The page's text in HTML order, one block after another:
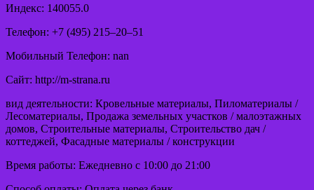
Индекс: 140055.0
Телефон: +7 (495) 215‒20‒51
Мобильный Телефон: nan
Сайт: http://m-strana.ru
вид деятельности: Кровельные материалы, Пиломатериалы /
Лесоматериалы, Продажа земельных участков / малоэтажных
домов, Строительные материалы, Строительство дач /
коттеджей, Фасадные материалы / конструкции
Время работы: Ежедневно с 10:00 до 21:00